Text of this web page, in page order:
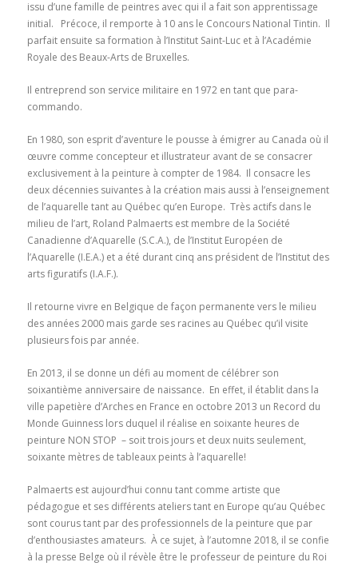
issu d’une famille de peintres avec qui il a fait son apprentissage
initial. Précoce, il remporte à 10 ans le Concours National Tintin. Il
parfait ensuite sa formation à l’Institut Saint-Luc et à l’Académie
Royale des Beaux-Arts de Bruxelles.
Il entreprend son service militaire en 1972 en tant que para-
commando.
En 1980, son esprit d’aventure le pousse à émigrer au Canada où il
œuvre comme concepteur et illustrateur avant de se consacrer
exclusivement à la peinture à compter de 1984. Il consacre les
deux décennies suivantes à la création mais aussi à l’enseignement
de l’aquarelle tant au Québec qu’en Europe. Très actifs dans le
milieu de l’art, Roland Palmaerts est membre de la Société
Canadienne d’Aquarelle (S.C.A.), de l’Institut Européen de
l’Aquarelle (I.E.A.) et a été durant cinq ans président de l’Institut des
arts figuratifs (I.A.F.).
Il retourne vivre en Belgique de façon permanente vers le milieu
des années 2000 mais garde ses racines au Québec qu’il visite
plusieurs fois par année.
En 2013, il se donne un défi au moment de célébrer son
soixantième anniversaire de naissance. En effet, il établit dans la
ville papetière d’Arches en France en octobre 2013 un Record du
Monde Guinness lors duquel il réalise en soixante heures de
peinture NON STOP – soit trois jours et deux nuits seulement,
soixante mètres de tableaux peints à l’aquarelle!
Palmaerts est aujourd’hui connu tant comme artiste que
pédagogue et ses différents ateliers tant en Europe qu’au Québec
sont courus tant par des professionnels de la peinture que par
d’enthousiastes amateurs. À ce sujet, à l’automne 2018, il se confie
à la presse Belge où il révèle être le professeur de peinture du Roi